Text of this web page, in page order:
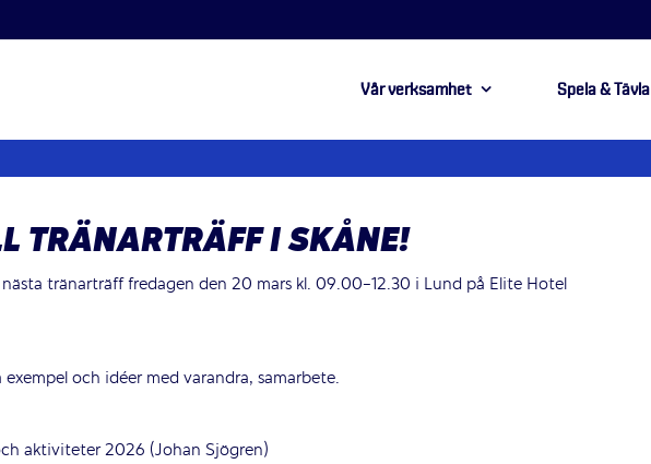
Vår verksamhet Spela & Tävla
TRÄNARTRÄFF I SKÅNE!
tränarträff fredagen den 20 mars kl. 09.00-12.30 i Lund på Elite Hotel
och idéer med varandra, samarbete.
aktiviteter 2026 (Johan Sjögren)